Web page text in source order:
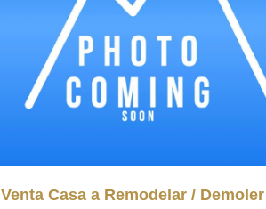
Venta Casa a Remodelar / Demoler